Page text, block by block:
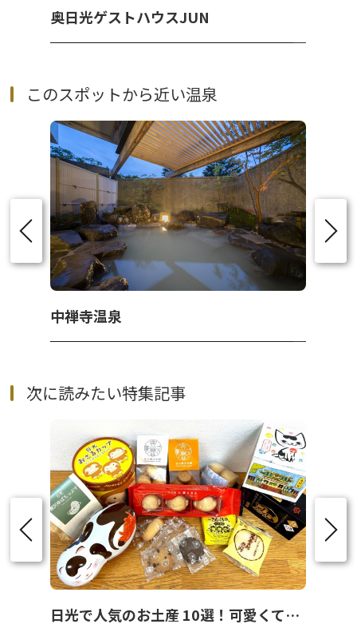
奥日光ゲストハウスJUN
このスポットから近い温泉
中禅寺温泉
次に読みたい特集記事
日光で人気のお土産 10選！可愛くて美味しいお菓子を紹介！